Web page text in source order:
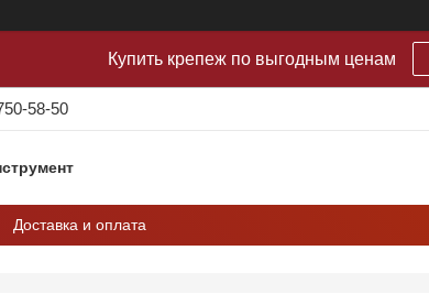
Купить крепеж по выгодным ценам
58-50
Доставка и оплата